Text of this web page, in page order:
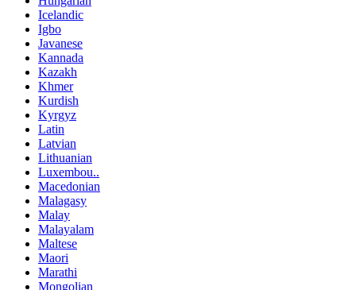
Icelandic
Igbo
Javanese
Kannada
Kazakh
Khmer
Kurdish
Kyrgyz
Latin
Latvian
Lithuanian
Luxembou..
Macedonian
Malagasy
Malay
Malayalam
Maltese
Maori
Marathi
Mongolian